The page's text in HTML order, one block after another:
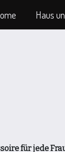
Haus
für jede